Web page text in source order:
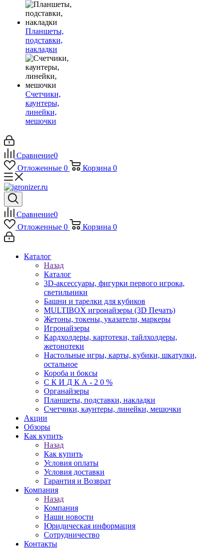
Планшеты,
подставки,
накладки
Счетчики,
каунтеры,
линейки,
мешочки
Сравнение0
Отложенные 0 Корзина 0
Сравнение0
Отложенные 0 Корзина 0
Каталог
Назад
Каталог
3D-аксессуары, фигурки первого игрока,
светильники
Башни и тарелки для кубиков
MULTIBOX игронайзеры (3D Печать)
Жетоны, токены, указатели, маркеры
Игронайзеры
Кардхолдеры, картотеки, тайлхолдеры,
жетонотеки
Настольные игры, карты, кубики, шкатулки,
остальное
Короба и боксы
С К И Д К А - 2 0 %
Органайзеры
Планшеты, подставки, накладки
Счетчики, каунтеры, линейки, мешочки
Акции
Обзоры
Как купить
Назад
Как купить
Условия оплаты
Условия доставки
Гарантия и Возврат
Компания
Назад
Компания
Наши новости
Юридическая информация
Сотрудничество
Контакты